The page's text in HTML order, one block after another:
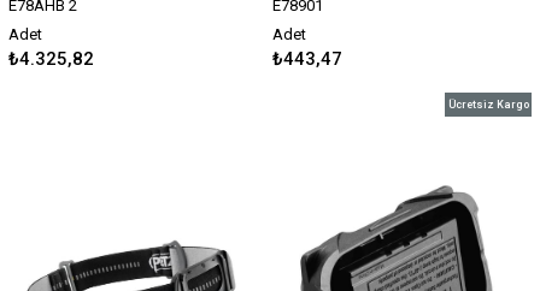
E78AHB 2
Adet
₺4.325,82
E78901
Adet
₺443,47
Ücretsiz Kargo